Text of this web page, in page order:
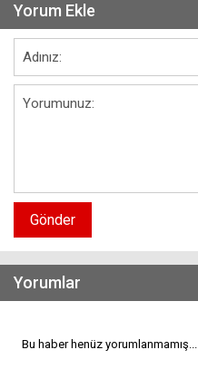
Yorum Ekle
Gönder
Yorumlar
Bu haber henüz yorumlanmamış...